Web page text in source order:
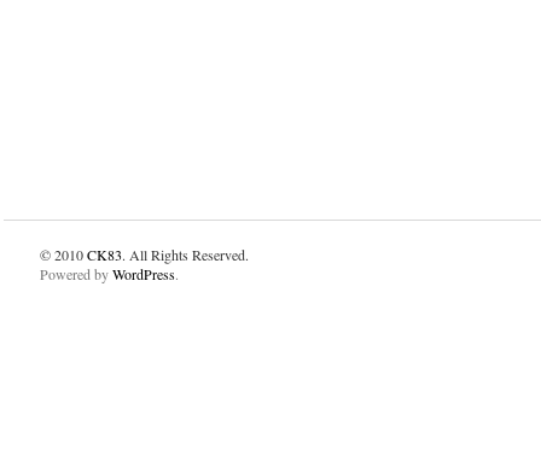
© 2010CK83. All Rights Reserved.
Powered byWordPress.